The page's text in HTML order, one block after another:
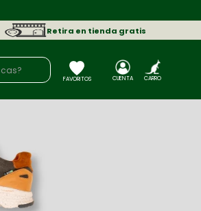
Retira en tienda gratis